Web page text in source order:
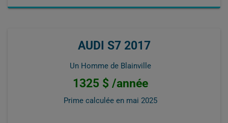
AUDI S7 2017
Un Homme de Blainville
1325 $ /année
Prime calculée en mai 2025